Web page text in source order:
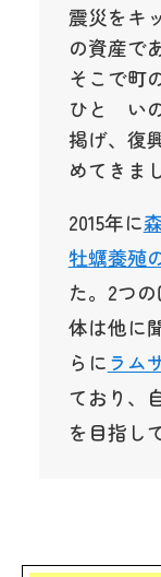
震災をキ
の資産で
そこで町
ひと い
掲げ、復
めてきま
2015年に
牡蠣養殖
た。2つ
体は他に
らにラム
ており、
を目指し